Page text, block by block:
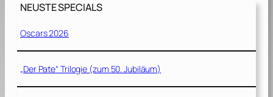
NEUSTE SPECIALS
Oscars 2026
„Der Pate“ Trilogie (zum 50. Jubiläum)